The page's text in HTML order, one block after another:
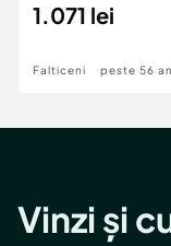
Motorina 2016
1.071 lei
Falticeni peste 56
Vinzi și